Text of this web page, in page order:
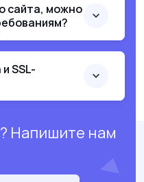
сайта, можно
SSL-
Напишите нам